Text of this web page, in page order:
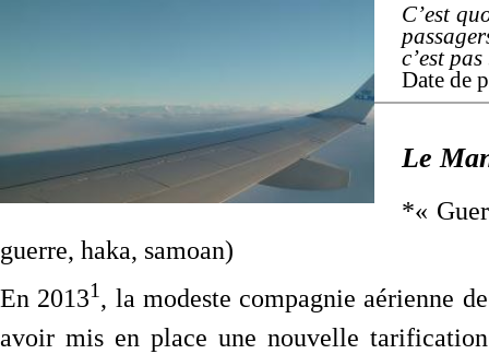
C’est
c’est
Date de
Le
*«
guerre, haka, samoan)
En 20131, la modeste compagnie aérienne
avoir mis en place une nouvelle